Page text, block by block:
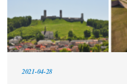
2021-04-28